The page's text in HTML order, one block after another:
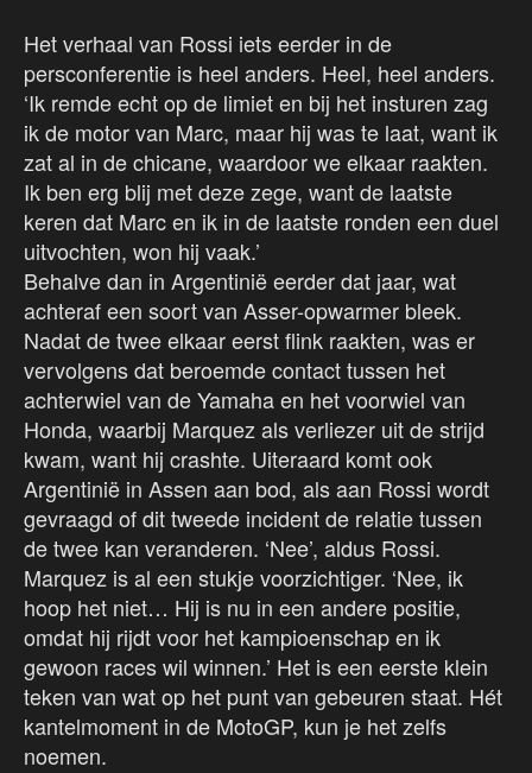
Het verhaal van Rossi iets eerder in de
persconferentie is heel anders. Heel, heel anders.
‘Ik remde echt op de limiet en bij het insturen zag
ik de motor van Marc, maar hij was te laat, want ik
zat al in de chicane, waardoor we elkaar raakten.
Ik ben erg blij met deze zege, want de laatste
keren dat Marc en ik in de laatste ronden een duel
uitvochten, won hij vaak.’
Behalve dan in Argentinië eerder dat jaar, wat
achteraf een soort van Asser-opwarmer bleek.
Nadat de twee elkaar eerst flink raakten, was er
vervolgens dat beroemde contact tussen het
achterwiel van de Yamaha en het voorwiel van
Honda, waarbij Marquez als verliezer uit de strijd
kwam, want hij crashte. Uiteraard komt ook
Argentinië in Assen aan bod, als aan Rossi wordt
gevraagd of dit tweede incident de relatie tussen
de twee kan veranderen. ‘Nee’, aldus Rossi.
Marquez is al een stukje voorzichtiger. ‘Nee, ik
hoop het niet… Hij is nu in een andere positie,
omdat hij rijdt voor het kampioenschap en ik
gewoon races wil winnen.’ Het is een eerste klein
teken van wat op het punt van gebeuren staat. Hét
kantelmoment in de MotoGP, kun je het zelfs
noemen.